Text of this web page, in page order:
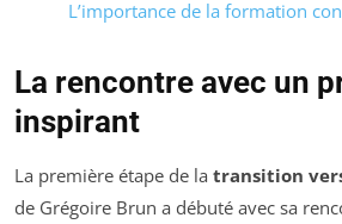
L’importance de la formation
La rencontre avec un
inspirant
La première étape de la transition
de Grégoire Brun a débuté avec sa